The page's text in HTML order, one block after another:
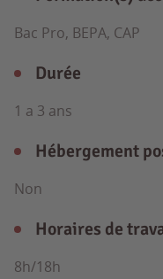
Bac Pro, BEPA, CAP
Durée
1 a 3 ans
Hébergement
Non
Horaires de
8h/18h